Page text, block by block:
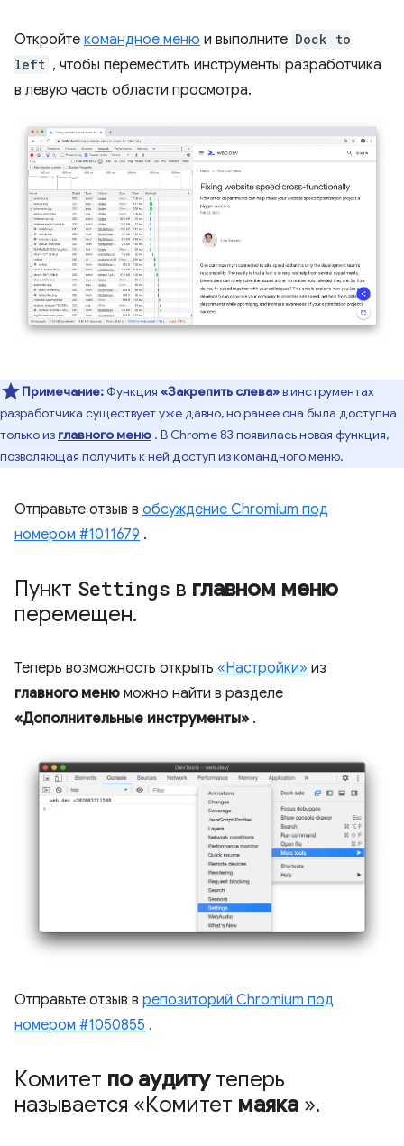
Откройте командное меню и выполните Dock to
left , чтобы переместить инструменты разработчика
в левую часть области просмотра.
Примечание: Функция «Закрепить слева»в инструментах
разработчика существует уже давно, но ранее она была доступна
только из главного меню . В Chrome 83 появилась новая функция,
позволяющая получить к ней доступ из командного меню.
Отправьте отзыв в обсуждение Chromium под
номером #1011679 .
Пункт Settings в главном меню
перемещен.
Теперь возможность открыть «Настройки» из
главного меню можно найти в разделе
«Дополнительные инструменты» .
Отправьте отзыв в репозиторий Chromium под
номером #1050855 .
Комитет по аудитутеперь
называется «Комитет маяка ».